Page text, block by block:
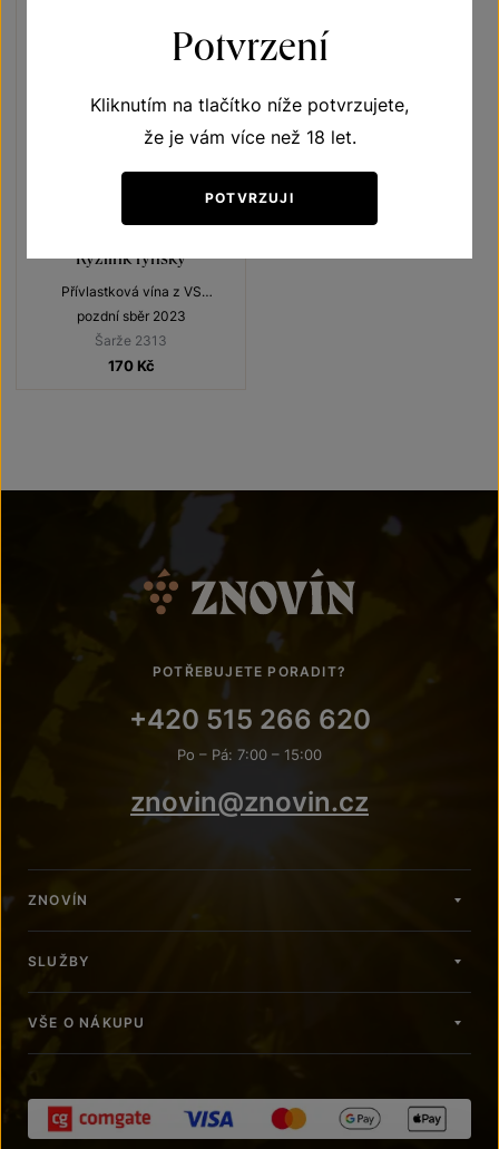
Ryzlink rýnský
Přívlastková vína z VS
Lechovice
pozdní sběr 2023
Šarže 2313
170 Kč
POTŘEBUJETE PORADIT?
+420 515 266 620
Po – Pá: 7:00 – 15:00
znovin@znovin.cz
ZNOVÍN
SLUŽBY
VŠE O NÁKUPU
Potvrzení
Kliknutím na tlačítko níže potvrzujete,
že je vám více než 18 let.
POTVRZUJI